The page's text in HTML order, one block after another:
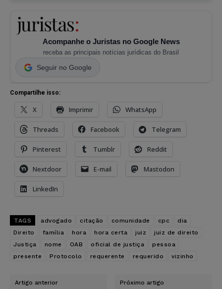
Acompanhe o Juristas no Google News
receba as principais notícias jurídicas do Brasil
Seguir no Google
Compartilhe isso:
X Imprimir WhatsApp
Threads Facebook Telegram
Pinterest Tumblr Reddit
Nextdoor E-mail Mastodon
LinkedIn
TAGS advogado citação comunidade cpc
dia
Direito
família hora hora certa juiz
juiz de direito
Justiça
nome OAB oficial de justiça
pessoa
presente
Protocolo requerente requerido vizinho
Artigo anterior Próximo artigo